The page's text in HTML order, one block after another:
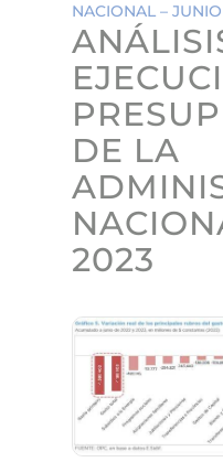
NACIONAL –
DE LA
2023